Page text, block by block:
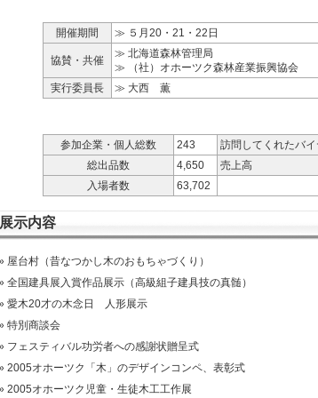
開催期間 ≫ ５月20・21・22日
協賛・共催
≫ 北海道森林管理局
≫ （社）オホーツク森林産業振興協会
実行委員長
≫ 大西 薫
参加企業・個人総数 243 訪問してくれたバイ
総出品数
4,650 売上高
入場者数
63,702
展示内容
屋台村（昔なつかし木のおもちゃづくり）
全国建具展入賞作品展示（高級組子建具技の真髄）
愛木20才の木念日 人形展示
特別商談会
フェスティバル功労者への感謝状贈呈式
2005オホーツク「木」のデザインコンペ、表彰式
2005オホーツク児童・生徒木工工作展